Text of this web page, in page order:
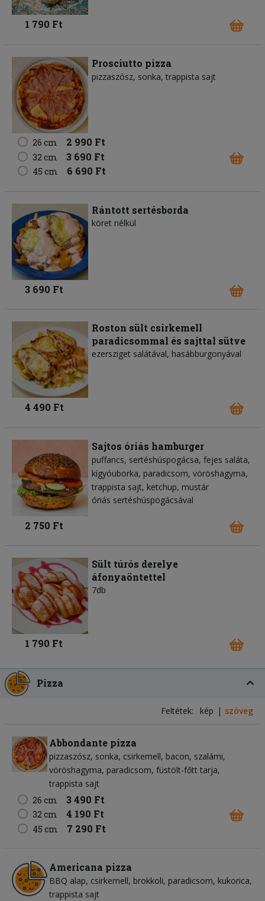
1 790 Ft
Prosciutto pizza
pizzaszósz sonka trappista sajt
26 cm 2 990 Ft
32 cm 3 690 Ft
45 cm 6 690 Ft
Rántott sertésborda
köret nélkül
3 690 Ft
Roston sült csirkemell
paradicsommal és sajttal sütve
ezersziget salátával, hasábburgonyával
4 490 Ft
Sajtos óriás hamburger
puffancs sertéshúspogácsa fejes saláta
kígyóuborka paradicsom vöröshagyma
trappista sajt ketchup mustár
óriás sertéshúspogácsával
2 750 Ft
Sült túrós derelye
áfonyaöntettel
7db
1 790 Ft
Pizza
Feltétek: kép szöveg
Abbondante pizza
pizzaszósz sonka csirkemell bacon szalámi
vöröshagyma paradicsom füstölt-főtt tarja
trappista sajt
26 cm
3 490 Ft
32 cm 4 190 Ft
45 cm 7 290 Ft
Americana pizza
BBQ alap csirkemell brokkoli paradicsom kukorica
trappista sajt